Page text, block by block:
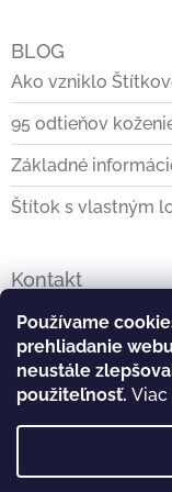
Používame
prehliadanie
neustále
použiteľnosť.
BLOG
Ako vzniklo
95 odtieňov
Základné
Štítok s vlastným
Kontakt
info@stitkovo.sk
0903928140
https://